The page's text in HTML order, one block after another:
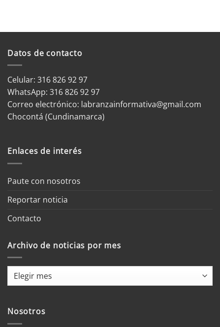
Datos de contacto
Celular: 316 826 92 97
WhatsApp: 316 826 92 97
Correo electrónico: labranzainformativa@gmail.com
Chocontá (Cundinamarca)
Enlaces de interés
Paute con nosotros
Reportar noticia
Contacto
Archivo de noticias por mes
Archivo
mes
Nosotros